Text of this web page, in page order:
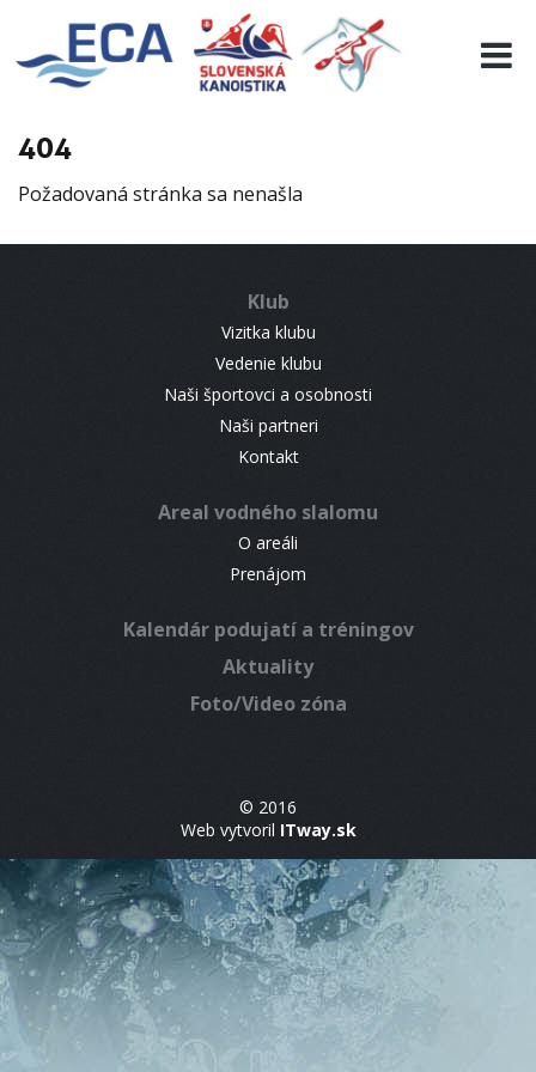
404
Požadovaná stránka sa nenašla
Klub
Vizitka klubu
Vedenie klubu
Naši športovci a osobnosti
Naši partneri
Kontakt
Areal vodného slalomu
O areáli
Prenájom
Kalendár podujatí a tréningov
Aktuality
Foto/Video zóna
© 2016
Web vytvoril ITway.sk
EURO 19
INFO
RESULTS
CONTACT